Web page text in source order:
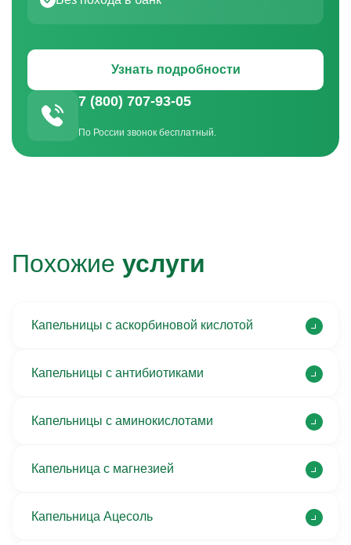
Узнать подробности
7 (800) 707-93-05
По России звонок бесплатный.
Похожие услуги
Капельницы с аскорбиновой кислотой
Капельницы с антибиотиками
Капельницы с аминокислотами
Капельница с магнезией
Капельница Ацесоль